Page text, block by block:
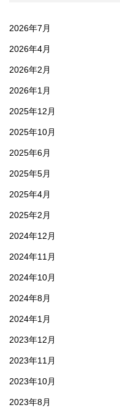
2026年7月
2026年4月
2026年2月
2026年1月
2025年12月
2025年10月
2025年6月
2025年5月
2025年4月
2025年2月
2024年12月
2024年11月
2024年10月
2024年8月
2024年1月
2023年12月
2023年11月
2023年10月
2023年8月